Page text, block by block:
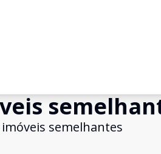
semelhantes